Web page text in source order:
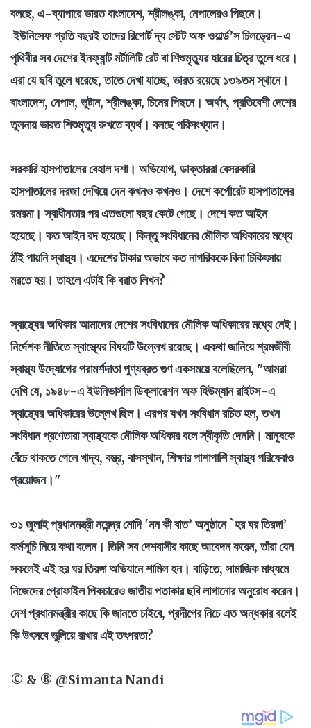
বলছে, এ-ব্যাপারে ভারত বাংলাদেশ, শ্রীলঙ্কা, নেপালেরও পিছনে।
ইউনিসেফ প্রতি বছরই তাদের রিপোর্ট দ্য স্টেট অফ ওয়ার্ল্ড’স চিলড্রেন-এ
পৃথিবীর সব দেশের ইনফ্যান্ট মর্টালিটি রেট বা শিশুমৃত্যুর হারের চিত্র তুলে ধরে।
এরা যে ছবি তুলে ধরেছে, তাতে দেখা যাচ্ছে, ভারত রয়েছে ১৩৯তম স্থানে।
বাংলাদেশ, নেপাল, ভুটান, শ্রীলঙ্কা, চিনের পিছনে। অর্থাৎ, প্রতিবেশী দেশের
তুলনায় ভারত শিশুমৃত্যু রুখতে ব্যর্থ। বলছে পরিসংখ্যান।
সরকারি হাসপাতালের বেহাল দশা। অভিযোগ, ডাক্তাররা বেসরকারি
হাসপাতালের দরজা দেখিয়ে দেন কখনও কখনও। দেশে কর্পোরেট হাসপাতালের
রমরমা। স্বাধীনতার পর এতগুলো বছর কেটে গেছে। দেশে কত আইন
হয়েছে। কত আইন রদ হয়েছে। কিন্তু সংবিধানের মৌলিক অধিকারের মধ্যে
ঠাঁই পায়নি স্বাস্থ্য। এদেশের টাকার অভাবে কত নাগরিককে বিনা চিকিৎসায়
মরতে হয়। তাহলে এটাই কি বরাত লিখন?
স্বাস্থ্যের অধিকার আমাদের দেশের সংবিধানের মৌলিক অধিকারের মধ্যে নেই।
নির্দেশক নীতিতে স্বাস্থ্যের বিষয়টি উল্লেখ রয়েছে। একথা জানিয়ে শ্রমজীবী
স্বাস্থ্য উদ্যোগের পরামর্শদাতা পুণ্যব্রত গুণ একসময়ে বলেছিলেন, "আমরা
দেখি যে, ১৯৪৮-এ ইউনিভার্সাল ডিক্লারেশন অফ হিউম্যান রাইটস-এ
স্বাস্থ্যের অধিকারের উল্লেখ ছিল। এরপর যখন সংবিধান রচিত হল, তখন
সংবিধান প্রণেতারা স্বাস্থ্যকে মৌলিক অধিকার বলে স্বীকৃতি দেননি। মানুষকে
বেঁচে থাকতে গেলে খাদ্য, বস্ত্র, বাসস্থান, শিক্ষার পাশাপাশি স্বাস্থ্য পরিষেবাও
প্রয়োজন।"
৩১ জুলাই প্রধানমন্ত্রী নরেন্দ্র মোদি 'মন কী বাত’ অনুষ্ঠানে `হর ঘর তিরঙ্গা’
কর্মসূচি নিয়ে কথা বলেন। তিনি সব দেশবাসীর কাছে আবেদন করেন, তাঁরা যেন
সকলেই এই হর ঘর তিরঙ্গা অভিযানে শামিল হন। বাড়িতে, সামাজিক মাধ্যমে
নিজেদের প্রোফাইল পিকচারেও জাতীয় পতাকার ছবি লাগানোর অনুরোধ করেন।
দেশ প্রধানমন্ত্রীর কাছে কি জানতে চাইবে, প্রদীপের নিচে এত অন্ধকার বলেই
কি উৎসবে ভুলিয়ে রাখার এই তৎপরতা?
© & ® @Simanta Nandi